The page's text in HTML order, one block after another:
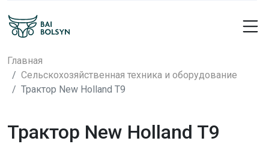
Главная
Сельскохозяйственная техника и оборудование
Трактор New Holland T9
Трактор New Holland T9